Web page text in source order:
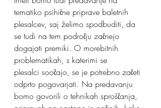
tematiko psihične priprave baletnih
plesalcev, saj želimo spodbuditi, da
se tudi na tem področju začnejo
dogajati premiki. O morebitnih
problematikah, s katerimi se
plesalci soočajo, se je potrebno začeti
odprto pogovarjati. Na predavanju
bomo govorili o tehnikah sproščanja,